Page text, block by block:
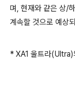
며, 현재와 같은 상/
계속할 것으로 예상
* XA1 울트라(Ultra)